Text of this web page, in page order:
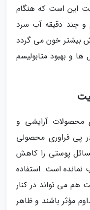
این است که هنگام
و چند دقیقه آب سرد
بیشتر خون می گردد
و بهبود متابولیسم
محصولات آرایشی و
پی فراوری محصولی
پوستی را کاهش
نمانده است. استفاده
هم می تواند در کنار
مؤثر باشند و ظاهر